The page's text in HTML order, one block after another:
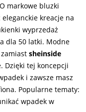
markowe bluzki
kreacje na
wyprzedaż
dla 50 latki. Modne
sheinside
Dzięki tej koncepcji
i zawsze masz
Popularne tematy:
wpadek w